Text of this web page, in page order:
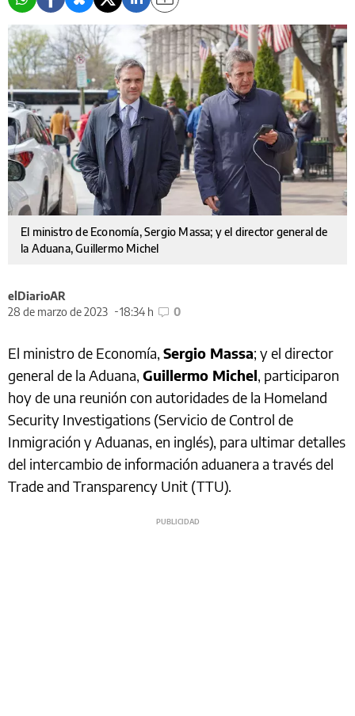
El ministro de Economía, Sergio Massa; y el director general de
la Aduana, Guillermo Michel
elDiarioAR
28 de marzo de 2023
18:34 h 0
El ministro de Economía, Sergio Massa; y el director
general de la Aduana, Guillermo Michel, participaron
hoy de una reunión con autoridades de la Homeland
Security Investigations (Servicio de Control de
Inmigración y Aduanas, en inglés), para ultimar detalles
del intercambio de información aduanera a través del
Trade and Transparency Unit (TTU).